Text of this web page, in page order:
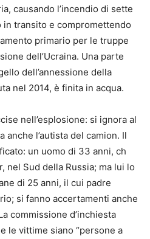
causando l’incendio di sette
in transito e compromettendo
primario per le truppe
dell’Ucraina. Una parte
dell’annessione della
nel 2014, è finita in acqua.
nell’esplosione: si ignora al
anche l’autista del camion. Il
un uomo di 33 anni, ch
nel Sud della Russia; ma lui lo
di 25 anni, il cui padre
si fanno accertamenti anche
commissione d’inchiesta
le vittime siano “persone a